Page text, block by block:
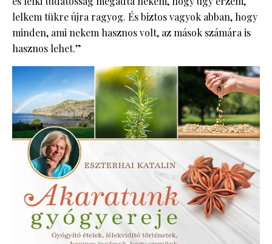
lelkem tükre újra ragyog. És biztos vagyok abban, hogy
minden, ami nekem hasznos volt, az mások számára is
hasznos lehet.”